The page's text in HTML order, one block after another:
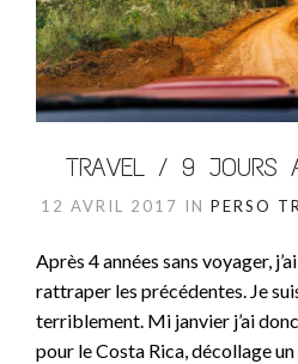
TRAVEL / 9 JOURS
12 AVRIL 2017 IN PERSO
Après 4 années sans voyager,
rattraper les précédentes. Je
terriblement. Mi janvier j’ai
pour le Costa Rica, décollage un